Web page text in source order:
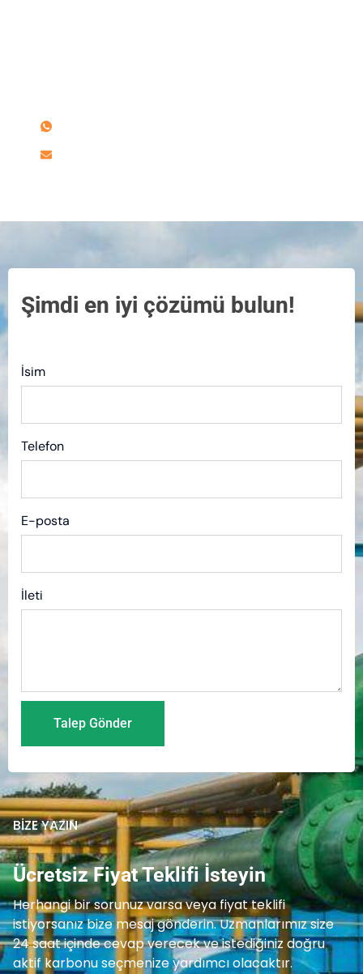
Şimdi en iyi çözümü bulun!
İsim
Telefon
E-posta
İleti
Talep Gönder
BİZE YAZIN
Ücretsiz Fiyat Teklifi İsteyin
Herhangi bir sorunuz varsa veya fiyat teklifi
istiyorsanız bize mesaj gönderin. Uzmanlarımız size
24 saat içinde cevap verecek ve istediğiniz doğru
aktif karbonu seçmenize yardımcı olacaktır.